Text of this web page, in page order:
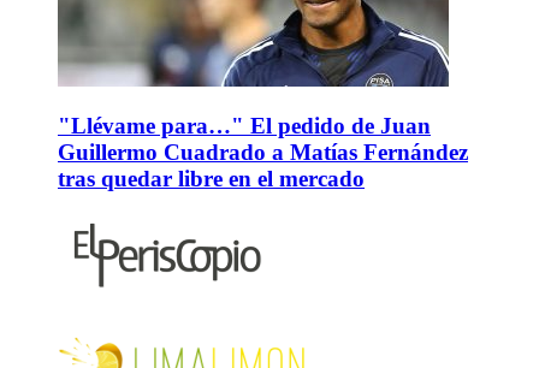
"Llévame para…" El pedido de Juan
Guillermo Cuadrado a Matías Fernández
tras quedar libre en el mercado